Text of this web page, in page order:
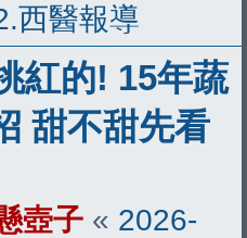
西醫報導
紅的! 15年蔬
甜不甜先看
壺子 « 2026-